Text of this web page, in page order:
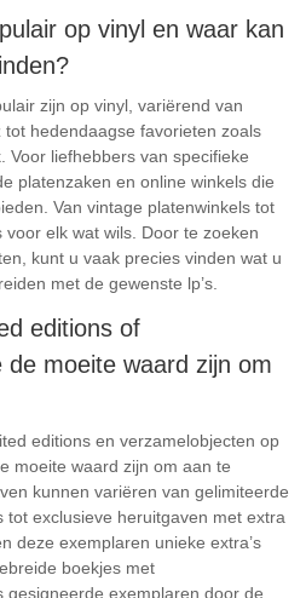
op vinyl en waar kan
zijn op vinyl, variërend van
hedendaagse favorieten zoals
Voor liefhebbers van specifieke
platenzaken en online winkels die
Van vintage platenwinkels tot
elk wat wils. Door te zoeken
kunt u vaak precies vinden wat u
met de gewenste lp’s.
editions of
moeite waard zijn om
editions en verzamelobjecten op
moeite waard zijn om aan te
kunnen variëren van gelimiteerde
tot exclusieve heruitgaven met extra
deze exemplaren unieke extra’s
boekjes met
exemplaren door de